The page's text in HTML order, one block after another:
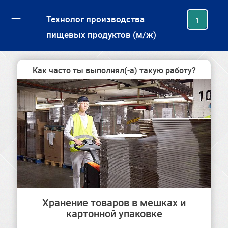
Технолог производства
пищевых продуктов (м/ж)
1
Как часто ты выполнял(-а) такую работу?
Хранение товаров в мешках и
картонной упаковке